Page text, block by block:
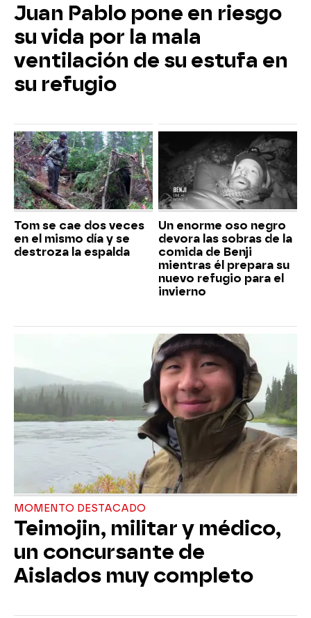
Juan Pablo pone en riesgo
su vida por la mala
ventilación de su estufa en
su refugio
Tom se cae dos veces
en el mismo día y se
destroza la espalda
Un enorme oso negro
devora las sobras de la
comida de Benji
mientras él prepara su
nuevo refugio para el
invierno
MOMENTO DESTACADO
Teimojin, militar y médico,
un concursante de
Aislados muy completo